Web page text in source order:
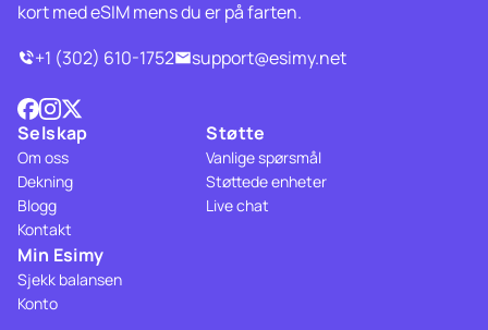
kort med eSIM mens du er på farten.
+1 (302) 610-1752
support@esimy.net
Selskap
Om oss
Dekning
Blogg
Kontakt
Støtte
Vanlige spørsmål
Støttede enheter
Live chat
Min Esimy
Sjekk balansen
Konto